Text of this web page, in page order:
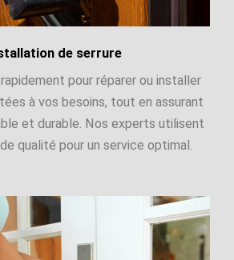
de serrure
pour réparer ou installer
à vos besoins, tout en assurant
et durable. Nos experts utilisent
qualité pour un service optimal.